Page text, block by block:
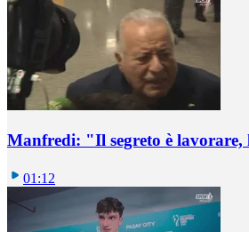
Manfredi: "Il segreto è
01:12